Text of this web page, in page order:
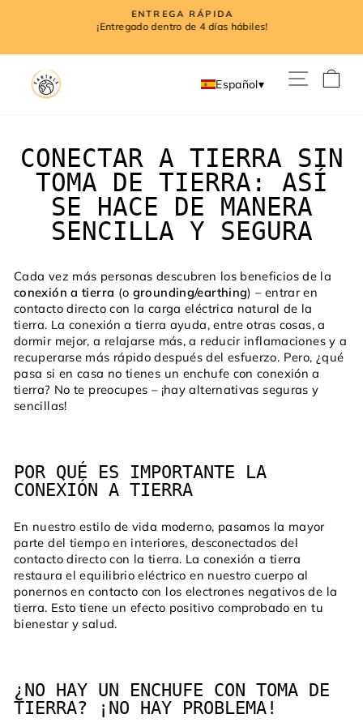
contenido
diapositivas
ENTREGA RÁPIDA
¡Entregado dentro de 4 días hábiles!
Español▾
CONECTAR A TIERRA SIN
TOMA DE TIERRA: ASÍ
SE HACE DE MANERA
SENCILLA Y SEGURA
Cada vez más personas descubren los beneficios de la
conexión a tierra (o grounding/earthing) – entrar en
contacto directo con la carga eléctrica natural de la
tierra. La conexión a tierra ayuda, entre otras cosas, a
dormir mejor, a relajarse más, a reducir inflamaciones y a
recuperarse más rápido después del esfuerzo. Pero, ¿qué
pasa si en casa no tienes un enchufe con conexión a
tierra? No te preocupes – ¡hay alternativas seguras y
sencillas!
POR QUÉ ES IMPORTANTE LA
CONEXIÓN A TIERRA
En nuestro estilo de vida moderno, pasamos la mayor
parte del tiempo en interiores, desconectados del
contacto directo con la tierra. La conexión a tierra
restaura el equilibrio eléctrico en nuestro cuerpo al
ponernos en contacto con los electrones negativos de la
tierra. Esto tiene un efecto positivo comprobado en tu
bienestar y salud.
¿NO HAY UN ENCHUFE CON TOMA DE
TIERRA? ¡NO HAY PROBLEMA!